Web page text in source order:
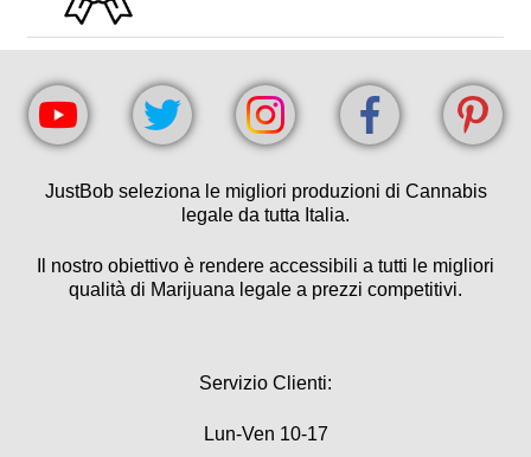
JustBob seleziona le migliori produzioni di Cannabis
legale da tutta Italia.
Il nostro obiettivo è rendere accessibili a tutti le migliori
qualità di Marijuana legale a prezzi competitivi.
Servizio Clienti:
Lun-Ven 10-17